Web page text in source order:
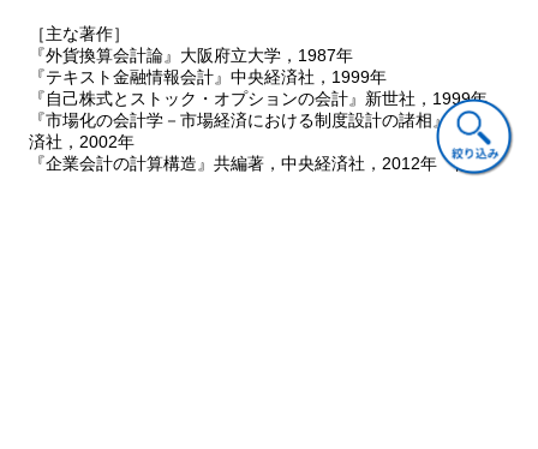
問題Ⅰ-18
問題Ⅰ-19
問題Ⅰ-20
Ⅱ 応用論点編
問題Ⅱ-１
問題Ⅱ-２
［主な著作］
『外貨換算会計論』大阪府立大学，1987年
『テキスト金融情報会計』中央経済社，1999年
『自己株式とストック・オプションの会計』新世社，1999年
『市場化の会計学－市場経済における制度設計の諸相』中央経
済社，2002年
『企業会計の計算構造』共編著，中央経済社，2012年 他